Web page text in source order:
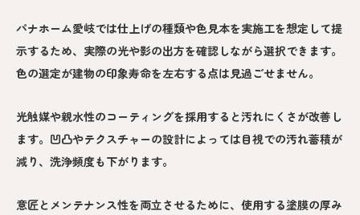
パナホーム愛岐では仕上げの種類や色見本を実施工を想定して提
示するため、実際の光や影の出方を確認しながら選択できます。
色の選定が建物の印象寿命を左右する点は見過ごせません。
光触媒や親水性のコーティングを採用すると汚れにくさが改善し
ます。凹凸やテクスチャーの設計によっては目視での汚れ蓄積が
減り、洗浄頻度も下がります。
意匠とメンテナンス性を両立させるために、使用する塗膜の厚み